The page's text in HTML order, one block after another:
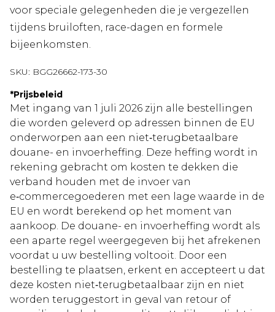
voor speciale gelegenheden die je vergezellen
tijdens bruiloften, race-dagen en formele
bijeenkomsten.
SKU: BGG26662-173-30
*Prijsbeleid
Met ingang van 1 juli 2026 zijn alle bestellingen
die worden geleverd op adressen binnen de EU
onderworpen aan een niet‑terugbetaalbare
douane- en invoerheffing. Deze heffing wordt in
rekening gebracht om kosten te dekken die
verband houden met de invoer van
e‑commercegoederen met een lage waarde in de
EU en wordt berekend op het moment van
aankoop. De douane- en invoerheffing wordt als
een aparte regel weergegeven bij het afrekenen
voordat u uw bestelling voltooit. Door een
bestelling te plaatsen, erkent en accepteert u dat
deze kosten niet‑terugbetaalbaar zijn en niet
worden teruggestort in geval van retour of